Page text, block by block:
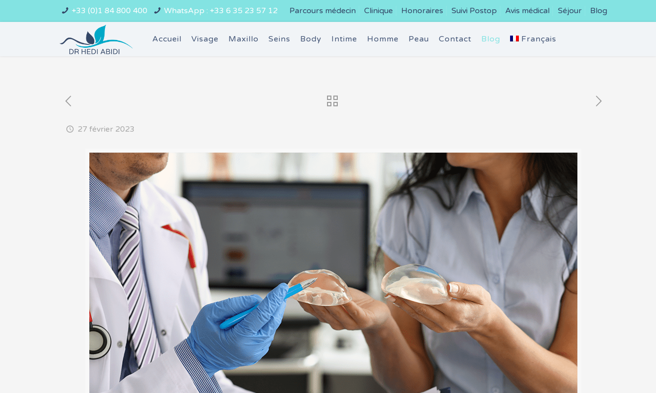
+33 (0)1 84 800 400 WhatsApp : +33 6 35 23 57 12 Parcours médecin Clinique Honoraires Suivi Postop Avis médical Séjour Blog
Accueil Visage Maxillo Seins Body Intime Homme Peau Contact Blog Français
27 février 2023